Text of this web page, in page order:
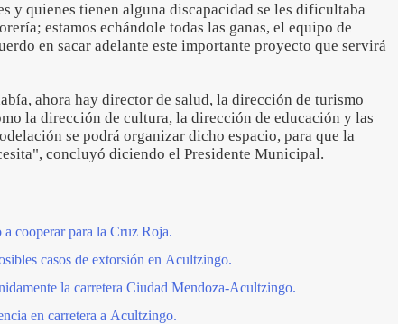
y quienes tienen alguna discapacidad se les dificultaba
estamos echándole todas las ganas, el equipo de
en sacar adelante este importante proyecto que servirá
ahora hay director de salud, la dirección de turismo
la dirección de cultura, la dirección de educación y las
se podrá organizar dicho espacio, para que la
concluyó diciendo el Presidente Municipal.
cooperar para la Cruz Roja.
casos de extorsión en Acultzingo.
la carretera Ciudad Mendoza-Acultzingo.
en carretera a Acultzingo.